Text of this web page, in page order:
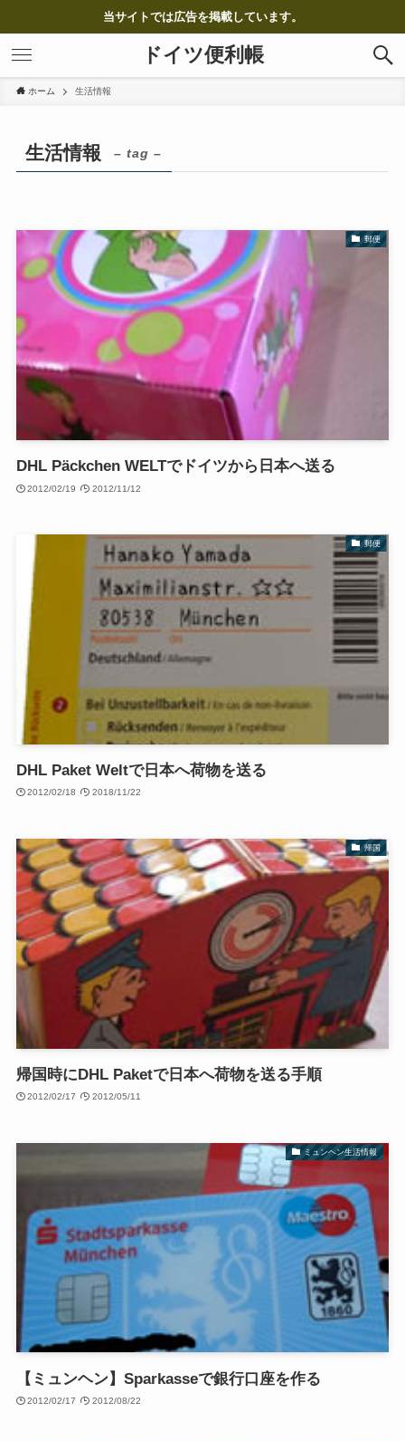
当サイトでは広告を掲載しています。
ドイツ便利帳
ホーム 生活情報
生活情報 – tag –
郵便
DHL Päckchen WELTでドイツから日本へ送る
2012/02/19 2012/11/12
郵便
DHL Paket Weltで日本へ荷物を送る
2012/02/18 2018/11/22
帰国
帰国時にDHL Paketで日本へ荷物を送る手順
2012/02/17 2012/05/11
ミュンヘン生活情報
【ミュンヘン】Sparkasseで銀行口座を作る
2012/02/17 2012/08/22